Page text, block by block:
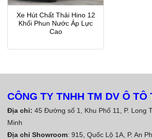
Xe Hút Chất Thải Hino 12
Khối Phun Nước Áp Lực
Cao
CÔNG TY TNHH TM DV Ô TÔ
Địa chỉ: 45 Đường số 1, Khu Phố 11, P. Long
Minh
Địa chỉ Showroom: 915, Quốc Lộ 1A, P. An